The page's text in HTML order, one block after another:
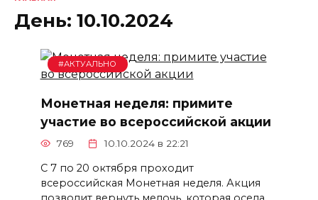
День: 10.10.2024
#АКТУАЛЬНО
Монетная неделя: примите
участие во всероссийской акции
769 10.10.2024 в 22:21
С 7 по 20 октября проходит
всероссийская Монетная неделя. Акция